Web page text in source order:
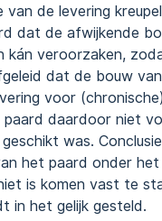
de levering
dat de afwijkende
kán veroorzaken,
dat de bouw
voor
daardoor niet
was.
het paard onder het
is komen vast te
in het gelijk gesteld.